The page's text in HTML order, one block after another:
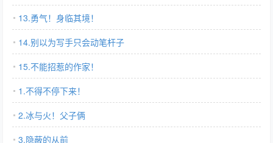
13.勇气！身临其境！
14.别以为写手只会动笔杆子
15.不能招惹的作家！
1.不得不停下来！
2.冰与火！父子俩
3.隐蔽的从前